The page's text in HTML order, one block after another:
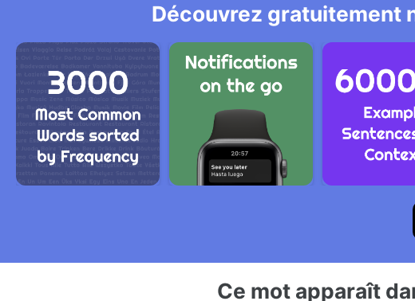
Découvrez gratuitement
Ce mot apparaît